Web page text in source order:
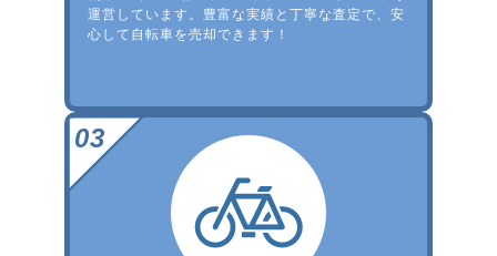
運営しています。豊富な実績と丁寧な査定で、安
心して自転車を売却できます！